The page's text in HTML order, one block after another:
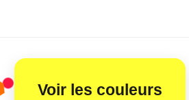
Voir les couleurs